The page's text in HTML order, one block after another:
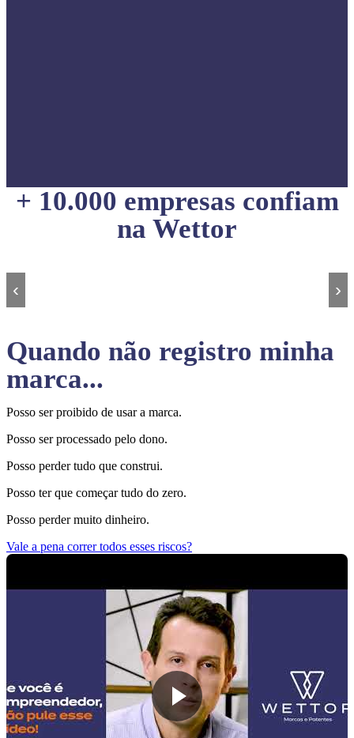
+ 10.000 empresas confiam
na Wettor
‹ ›
Quando não registro minha
marca...
Posso ser proibido de usar a marca.
Posso ser processado pelo dono.
Posso perder tudo que construi.
Posso ter que começar tudo do zero.
Posso perder muito dinheiro.
Vale a pena correr todos esses riscos?